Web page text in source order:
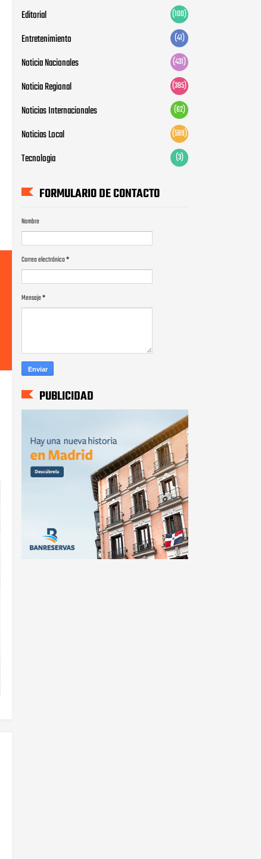
Editorial (100)
Entretenimiento (41)
Noticia Nacionales (431)
Noticia Regional (385)
Noticias Internacionales (62)
Noticias Local (599)
Tecnologia (3)
FORMULARIO DE CONTACTO
Nombre
Correo electrónico*
Mensaje*
PUBLICIDAD